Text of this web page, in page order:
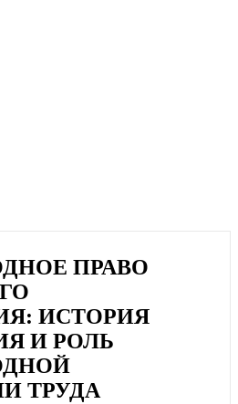
ПРАВО
ИСТОРИЯ
И РОЛЬ
ТРУДА